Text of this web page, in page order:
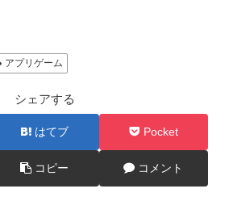
アプリゲーム
シェアする
はてブ Pocket
コピー コメント